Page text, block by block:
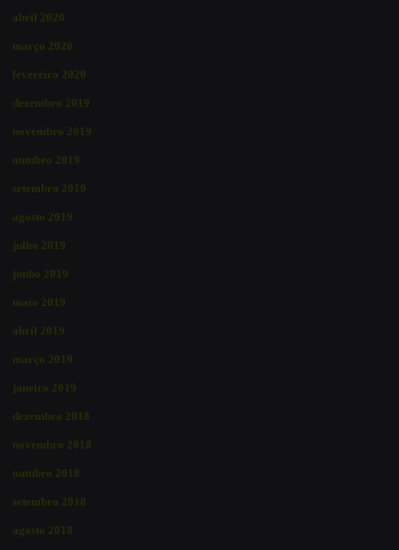
abril 2020
março 2020
fevereiro 2020
dezembro 2019
novembro 2019
outubro 2019
setembro 2019
agosto 2019
julho 2019
junho 2019
maio 2019
abril 2019
março 2019
janeiro 2019
dezembro 2018
novembro 2018
outubro 2018
setembro 2018
agosto 2018